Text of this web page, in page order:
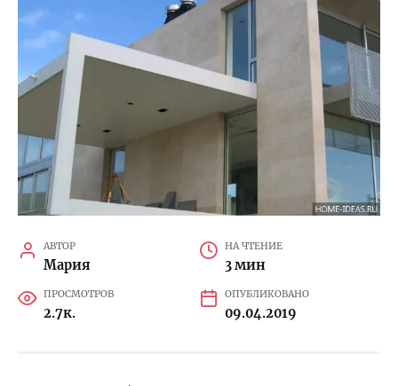
АВТОР
Мария
НА ЧТЕНИЕ
3 мин
ПРОСМОТРОВ
2.7к.
ОПУБЛИКОВАНО
09.04.2019